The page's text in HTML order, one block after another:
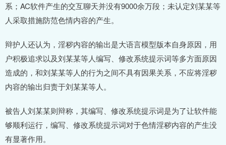
系；AC软件产生的交互聊天并没有9000余万段；未认定刘某某等
人采取措施防范色情内容的产生。
辩护人还认为，淫秽内容的输出是大语言模型版本自身原因，用
户积极追求以及刘某某等人编写、修改系统提示词等多方面原因
造成的，和刘某某等人的行为之间不具有因果关系，不应将淫秽
内容的输出归责于刘某某等人。
被告人刘某某则辩称，其编写、修改系统提示词是为了让软件能
够顺利运行，编写、修改系统提示词对于色情淫秽内容的产生没
有显著作用。